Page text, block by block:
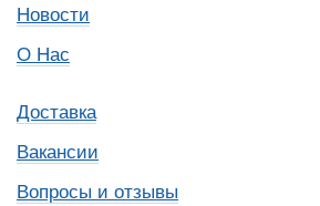
Новости
О Нас
Доставка
Вакансии
Вопросы и отзывы